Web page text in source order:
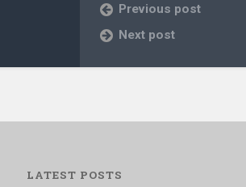
Previous post
Next post
LATEST POSTS